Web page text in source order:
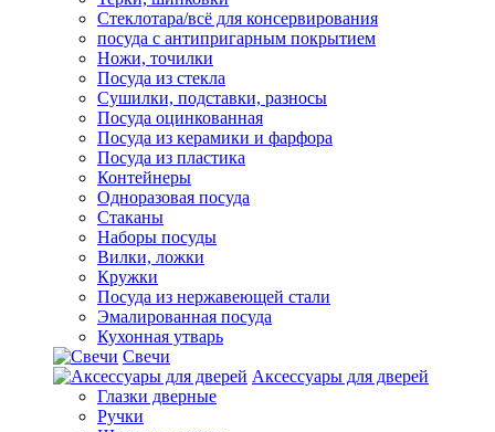
Стеклотара/всё для консервирования
посуда с антипригарным покрытием
Ножи, точилки
Посуда из стекла
Сушилки, подставки, разносы
Посуда оцинкованная
Посуда из керамики и фарфора
Посуда из пластика
Контейнеры
Одноразовая посуда
Стаканы
Наборы посуды
Вилки, ложки
Кружки
Посуда из нержавеющей стали
Эмалированная посуда
Кухонная утварь
Свечи
Аксессуары для дверей
Глазки дверные
Ручки